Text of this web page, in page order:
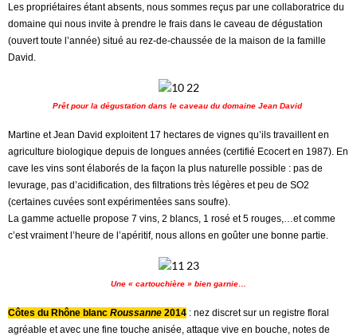
Les propriétaires étant absents, nous sommes reçus par une collaboratrice du
domaine qui nous invite à prendre le frais dans le caveau de dégustation
(ouvert toute l’année) situé au rez-de-chaussée de la maison de la famille
David.
Prêt pour la dégustation dans le caveau du domaine Jean David.
Martine et Jean David exploitent 17 hectares de vignes qu’ils travaillent en
agriculture biologique depuis de longues années (certifié Ecocert en 1987). En
cave les vins sont élaborés de la façon la plus naturelle possible : pas de
levurage, pas d’acidification, des filtrations très légères et peu de SO2
(certaines cuvées sont expérimentées sans soufre).
La gamme actuelle propose 7 vins, 2 blancs, 1 rosé et 5 rouges,…et comme
c’est vraiment l’heure de l’apéritif, nous allons en goûter une bonne partie.
Une « cartouchière » bien garnie…
Côtes du Rhône blanc Roussanne 2014 : nez discret sur un registre floral
agréable et avec une fine touche anisée, attaque vive en bouche, notes de